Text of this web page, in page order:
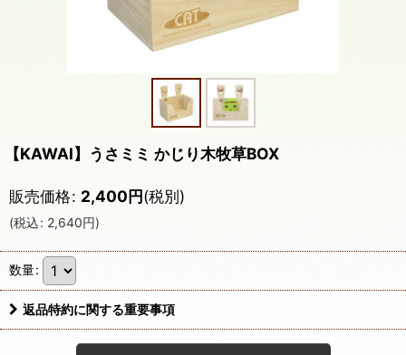
【KAWAI】うさミミ かじり木牧草BOX
販売価格: 2,400円(税別)
(税込: 2,640円)
数量:
返品特約に関する重要事項